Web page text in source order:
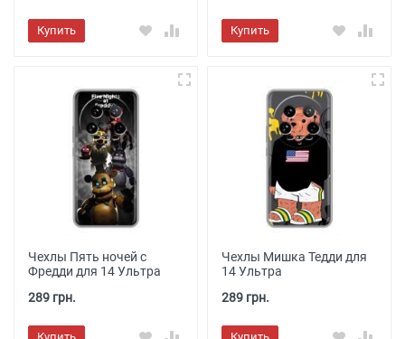
Купить Купить
Чехлы Пять ночей с
Фредди для 14 Ультра
289 грн.
Чехлы Мишка Тедди для
14 Ультра
289 грн.